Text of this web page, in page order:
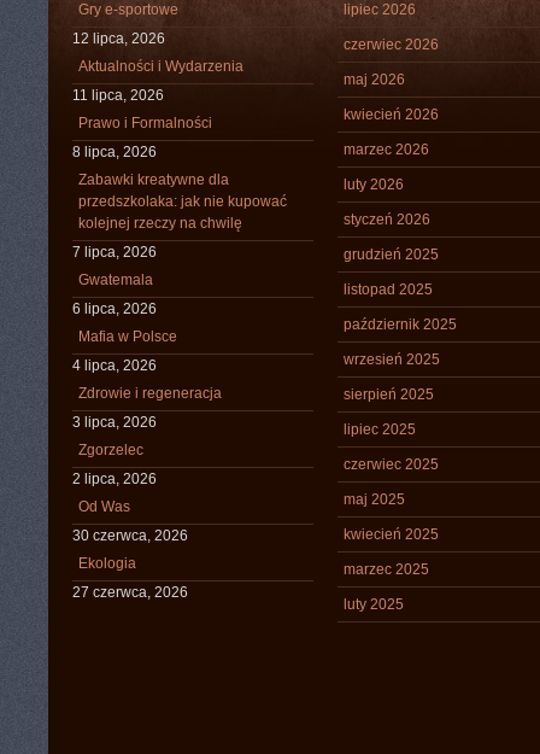
Gry e-sportowe
12 lipca, 2026
Aktualności i Wydarzenia
11 lipca, 2026
Prawo i Formalności
8 lipca, 2026
Zabawki kreatywne dla
przedszkolaka: jak nie kupować
kolejnej rzeczy na chwilę
7 lipca, 2026
Gwatemala
6 lipca, 2026
Mafia w Polsce
4 lipca, 2026
Zdrowie i regeneracja
3 lipca, 2026
Zgorzelec
2 lipca, 2026
Od Was
30 czerwca, 2026
Ekologia
27 czerwca, 2026
lipiec 2026
czerwiec 2026
maj 2026
kwiecień 2026
marzec 2026
luty 2026
styczeń 2026
grudzień 2025
listopad 2025
październik 2025
wrzesień 2025
sierpień 2025
lipiec 2025
czerwiec 2025
maj 2025
kwiecień 2025
marzec 2025
luty 2025